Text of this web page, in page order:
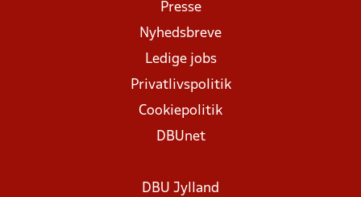
Presse
Nyhedsbreve
Ledige jobs
Privatlivspolitik
Cookiepolitik
DBUnet
DBU Jylland